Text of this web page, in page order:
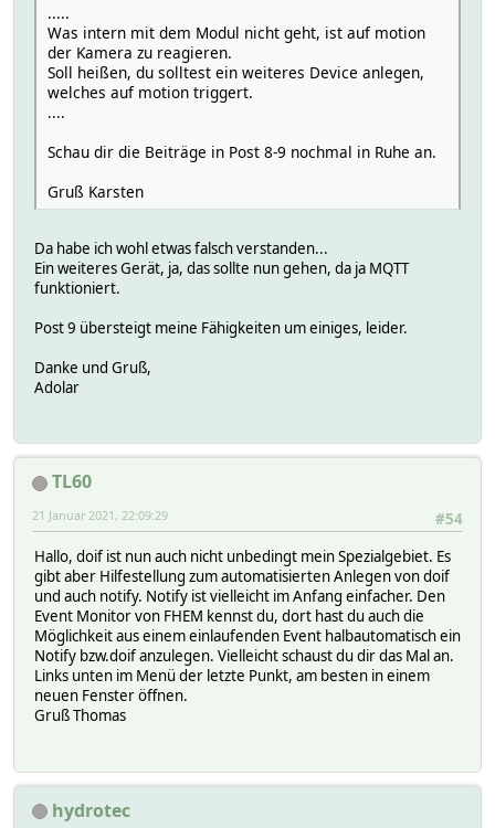
.....
Was intern mit dem Modul nicht geht, ist auf motion
der Kamera zu reagieren.
Soll heißen, du solltest ein weiteres Device anlegen,
welches auf motion triggert.
....
Schau dir die Beiträge in Post 8-9 nochmal in Ruhe an.
Gruß Karsten
Da habe ich wohl etwas falsch verstanden...
Ein weiteres Gerät, ja, das sollte nun gehen, da ja MQTT
funktioniert.
Post 9 übersteigt meine Fähigkeiten um einiges, leider.
Danke und Gruß,
Adolar
TL60
#54
21 Januar 2021, 22:09:29
Hallo, doif ist nun auch nicht unbedingt mein Spezialgebiet. Es
gibt aber Hilfestellung zum automatisierten Anlegen von doif
und auch notify. Notify ist vielleicht im Anfang einfacher. Den
Event Monitor von FHEM kennst du, dort hast du auch die
Möglichkeit aus einem einlaufenden Event halbautomatisch ein
Notify bzw.doif anzulegen. Vielleicht schaust du dir das Mal an.
Links unten im Menü der letzte Punkt, am besten in einem
neuen Fenster öffnen.
Gruß Thomas
hydrotec